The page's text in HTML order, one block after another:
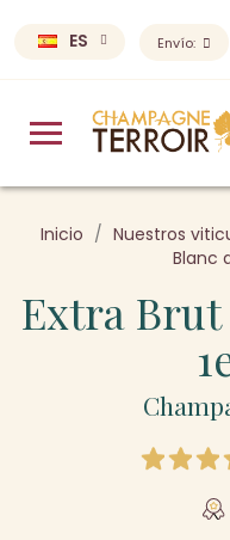
ES Envío:
Inicio Nuestros
Blanc
Extra